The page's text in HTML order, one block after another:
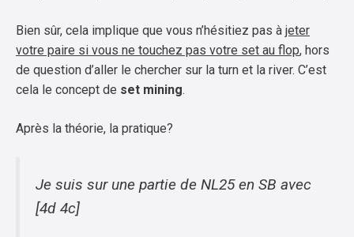
Bien sûr, cela implique que vous n’hésitiez pas à jeter
votre paire si vous ne touchez pas votre set au flop, hors
de question d’aller le chercher sur la turn et la river. C’est
cela le concept de set mining.
Après la théorie, la pratique?
Je suis sur une partie de NL25 en SB avec
[4d 4c]